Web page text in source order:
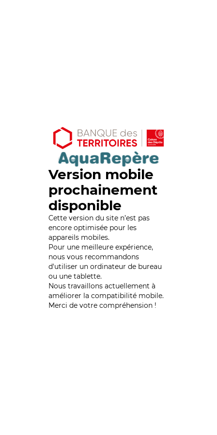
Version mobile
prochainement
disponible
Cette version du site n’est pas
encore optimisée pour les
appareils mobiles.
Pour une meilleure expérience,
nous vous recommandons
d'utiliser un ordinateur de bureau
ou une tablette.
Nous travaillons actuellement à
améliorer la compatibilité mobile.
Merci de votre compréhension !